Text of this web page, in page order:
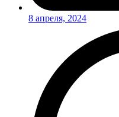
8 апреля, 2024